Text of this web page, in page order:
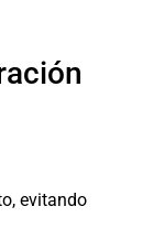
evitando